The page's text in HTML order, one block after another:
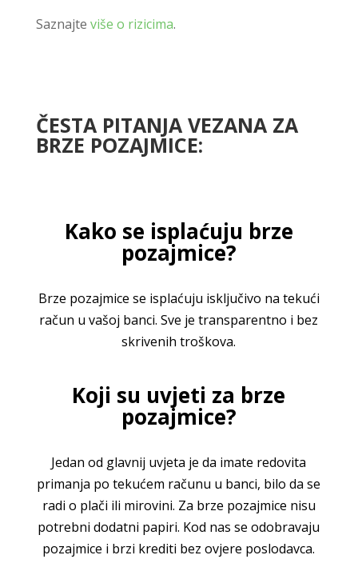
Saznajte više o rizicima.
ČESTA PITANJA VEZANA ZA
BRZE POZAJMICE:
Kako se isplaćuju brze
pozajmice?
Brze pozajmice se isplaćuju isključivo na tekući
račun u vašoj banci. Sve je transparentno i bez
skrivenih troškova.
Koji su uvjeti za brze
pozajmice?
Jedan od glavnij uvjeta je da imate redovita
primanja po tekućem računu u banci, bilo da se
radi o plači ili mirovini. Za brze pozajmice nisu
potrebni dodatni papiri. Kod nas se odobravaju
pozajmice i brzi krediti bez ovjere poslodavca.